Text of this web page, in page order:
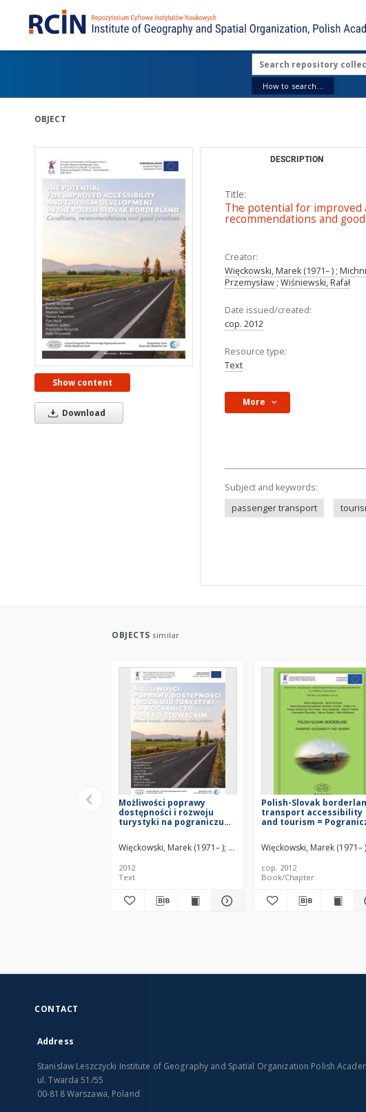
How to search...
OBJECT
Show content
Download
DESCRIPTION
Title:
The potential for improved
recommendations and
Creator:
Więckowski, Marek (1971– ) ;
Przemysław ; Wiśniewski, Rafał
Date issued/created:
cop. 2012
Resource type:
Text
More
Subject and keywords:
passenger transport
OBJECTS similar
Możliwości poprawy
dostępności i rozwoju
turystyki na pograniczu
warunki rozwoju,
rekomendacje i dobre
Więckowski, Marek (1971– ) Michniak, Daniel Chrenka,
2012
Text
Polish-Slovak
transport accessibility
and tourism =
dostępność
turystyka
Więckowski, Marek (1971– )
cop. 2012
Book/Chapter
CONTACT
Address
Stanislaw Leszczycki Institute of Geography and Spatial Organization Polish
ul. Twarda 51/55
00-818 Warszawa, Poland